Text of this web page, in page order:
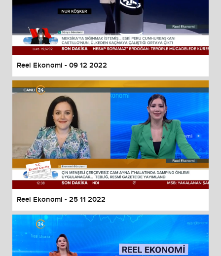
Reel Ekonomi - 09 12 2022
Reel Ekonomi - 25 11 2022